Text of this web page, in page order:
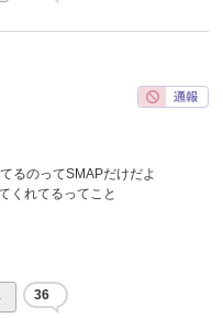
るのってSMAPだけだよ
くれてるってこと
36